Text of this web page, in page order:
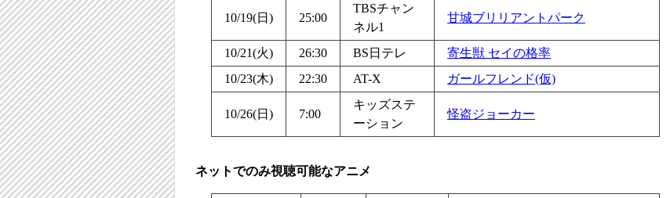
10/19(日) 25:00
TBSチャン
ネル1
甘城ブリリアントパーク
10/21(火) 26:30 BS日テレ
寄生獣 セイの格率
10/23(木)
22:30 AT-X ガールフレンド(仮)
10/26(日) 7:00
キッズステ
ーション
怪盗ジョーカー
ネットでのみ視聴可能なアニメ